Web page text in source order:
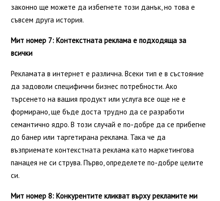
законно ще можете да избегнете този данък, но това е
съвсем друга история.
Мит номер 7: Контекстната реклама е подходяща за
всички
Рекламата в интернет е различна. Всеки тип е в състояние
да задоволи специфични бизнес потребности. Ако
търсенето на вашия продукт или услуга все още не е
формирано, ще бъде доста трудно да се разработи
семантично ядро. В този случай е по-добре да се прибегне
до банер или таргетирана реклама. Така че да
възприемате контекстната реклама като маркетингова
панацея не си струва. Първо, определете по-добре целите
си.
Мит номер 8: Конкурентите кликват върху рекламите ми